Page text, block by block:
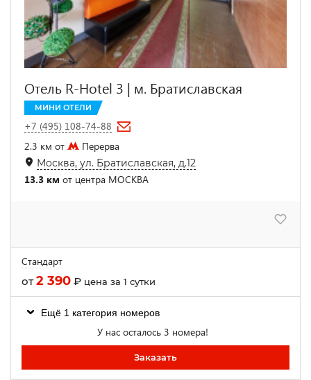
Отель R-Hotel 3 | м. Братиславская
МИНИ ОТЕЛИ
+7 (495) 108-74-88
2.3 км от
Перерва
Москва, ул. Братиславская, д.12
13.3 км от центра МОСКВА
Стандарт
от2 390 ₽ цена за 1 сутки
Ещё 1 категория номеров
У нас осталось 3 номера!
Заказать